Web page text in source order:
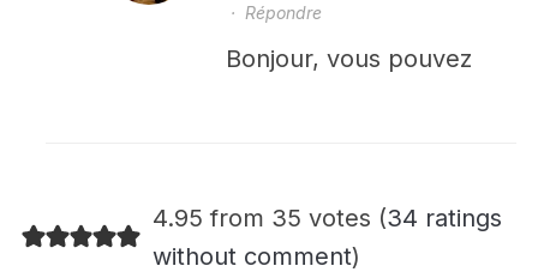
· Répondre
Bonjour, vous pouvez
4.95 from 35 votes (34 ratings
without comment)